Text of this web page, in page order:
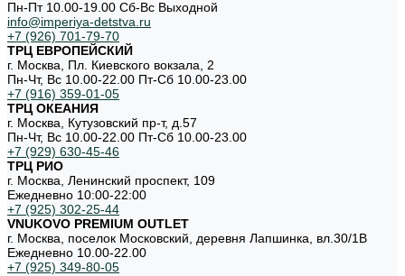
Пн-Пт 10.00-19.00 Cб-Вс Выходной
info@imperiya-detstva.ru
+7 (926) 701-79-70
ТРЦ ЕВРОПЕЙСКИЙ
г. Москва, Пл. Киевского вокзала, 2
Пн-Чт, Вс 10.00-22.00 Пт-Сб 10.00-23.00
+7 (916) 359-01-05
ТРЦ ОКЕАНИЯ
г. Москва, Кутузовский пр-т, д.57
Пн-Чт, Вс 10.00-22.00 Пт-Сб 10.00-23.00
+7 (929) 630-45-46
ТРЦ РИО
г. Москва, Ленинский проспект, 109
Ежедневно 10:00-22:00
+7 (925) 302-25-44
VNUKOVO PREMIUM OUTLET
г. Москва, поселок Московский, деревня Лапшинка, вл.30/1В
Ежедневно 10.00-22.00
+7 (925) 349-80-05